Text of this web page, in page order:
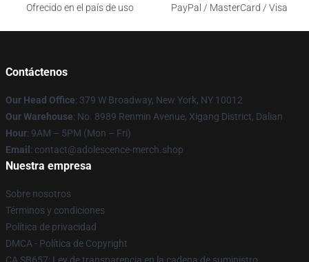
Ofrecido en el país de uso
PayPal / MasterCard / Visa
Contáctenos
Our Head Office: 379 W Broadway, New York, NY 10012
Our Warehouse: No. 8989 Renmin Avenue, Xigang District, Dalian
Hour: 9AM – 5PM (Mon – Fri)
Email : contact@adolescence-merch.shop
Nuestra empresa
Sobre nosotros
Términos y condiciones
Política de privacidad
DMCA - Política de Copyright